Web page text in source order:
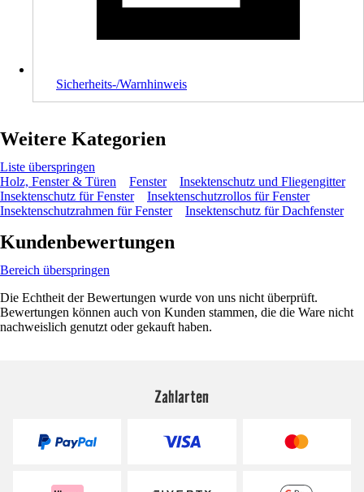
Sicherheits-/Warnhinweis
Weitere Kategorien
Liste überspringen
Holz, Fenster & Türen
Fenster
Insektenschutz und Fliegengitter
Insektenschutz für Fenster
Insektenschutzrollos für Fenster
Insektenschutzrahmen für Fenster
Insektenschutz für Dachfenster
Kundenbewertungen
Bereich überspringen
Die Echtheit der Bewertungen wurde von uns nicht überprüft.
Bewertungen können auch von Kunden stammen, die die Ware nicht
nachweislich genutzt oder gekauft haben.
Zahlarten